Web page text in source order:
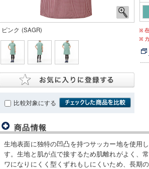
ピンク (SAGR)
比較対象にする
商品情報
生地表面に独特の凹凸を持つサッカー地を使用
す。生地と肌が点で接するため肌離れがよく、
ワになりにくく型くずれもしにくいため、長期